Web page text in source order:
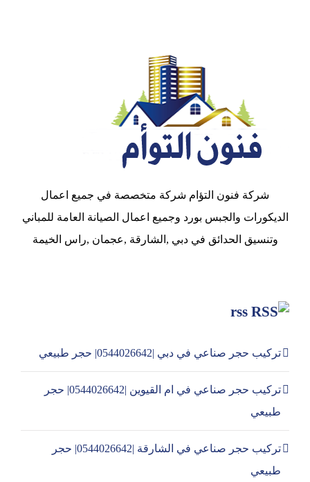
شركة فنون التؤام شركة متخصصة في جميع اعمال
الديكورات والجبس بورد وجميع اعمال الصيانة العامة للمباني
وتنسيق الحدائق في دبي ,الشارقة ,عجمان ,راس الخيمة
rss
تركيب حجر صناعي في دبي |0544026642| حجر طبيعي
تركيب حجر صناعي في ام القيوين |0544026642| حجر
طبيعي
تركيب حجر صناعي في الشارقة |0544026642| حجر
طبيعي